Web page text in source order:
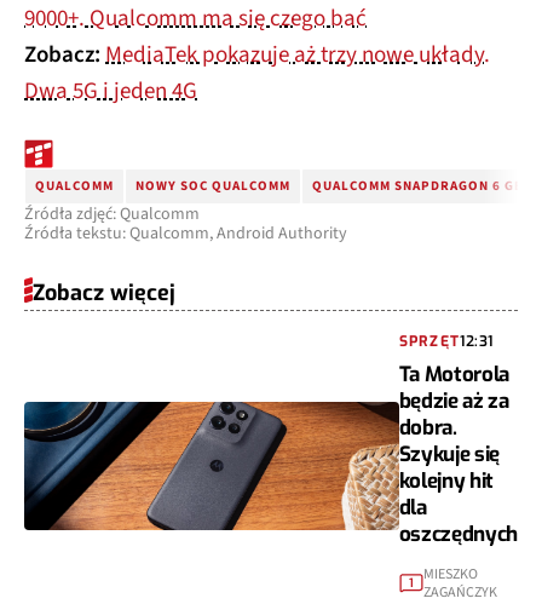
9000+. Qualcomm ma się czego bać
Zobacz:MediaTek pokazuje aż trzy nowe układy.
Dwa 5G i jeden 4G
QUALCOMM NOWY SOC QUALCOMM QUALCOMM SNAPDRAGON 6 GEN
Źródła zdjęć: Qualcomm
Źródła tekstu: Qualcomm, Android Authority
Zobacz więcej
SPRZĘT12:31
Ta Motorola
będzie aż za
dobra.
Szykuje się
kolejny hit
dla
oszczędnych
1
MIESZKO
ZAGAŃCZYK